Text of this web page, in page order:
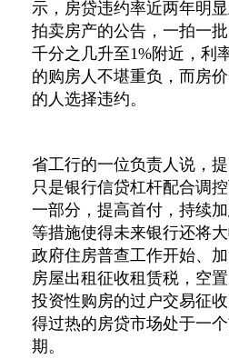
示，房贷违约率近两年明
拍卖房产的公告，一拍一
千分之几升至1%附近，利
的购房人不堪重负，而房
的人选择违约。
省工行的一位负责人说，
只是银行信贷杠杆配合调
一部分，提高首付，持续
等措施使得未来银行还将
政府住房普查工作开始、加
房屋出租征收租赁税，空
投资性购房的过户交易征
得过热的房贷市场处于一
期。